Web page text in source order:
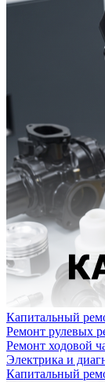
Капитальный
Ремонт рулевых
Ремонт ходовой
Электрика и
Капитальный